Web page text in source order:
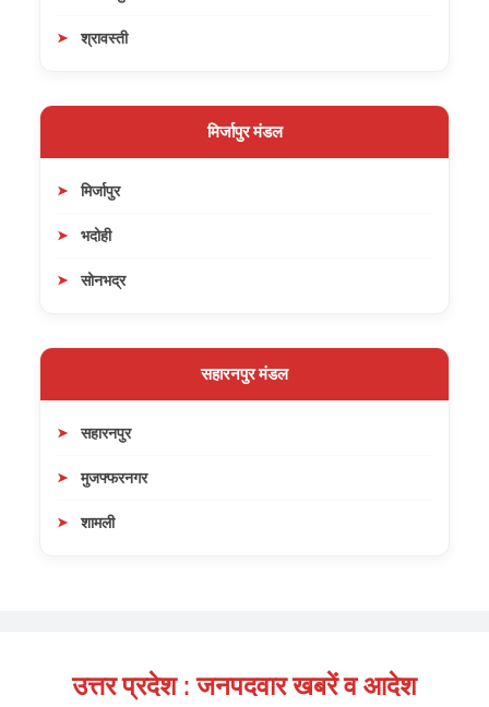
श्रावस्ती
मिर्जापुर मंडल
मिर्जापुर
भदोही
सोनभद्र
सहारनपुर मंडल
सहारनपुर
मुजफ्फरनगर
शामली
उत्तर प्रदेश : जनपदवार खबरें व आदेश